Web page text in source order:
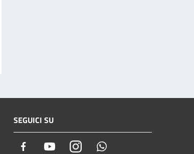
SEGUICI SU
Facebook YoutubeInstagram